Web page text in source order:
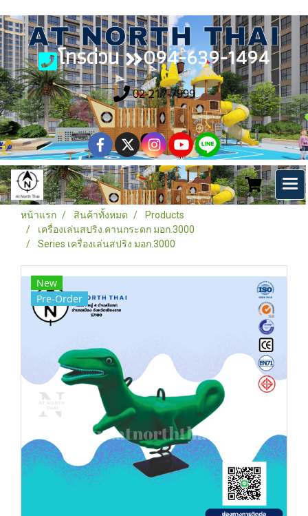
โทรด่วน 094-639-1494
02-217-7999
หน้าแรก สินค้าทั้งหมด
Products
เครื่องเล่นสปริง คานกระดก มอก.3000
Series เครื่องเล่นสปริง มอก.3000
New
Pre-Order